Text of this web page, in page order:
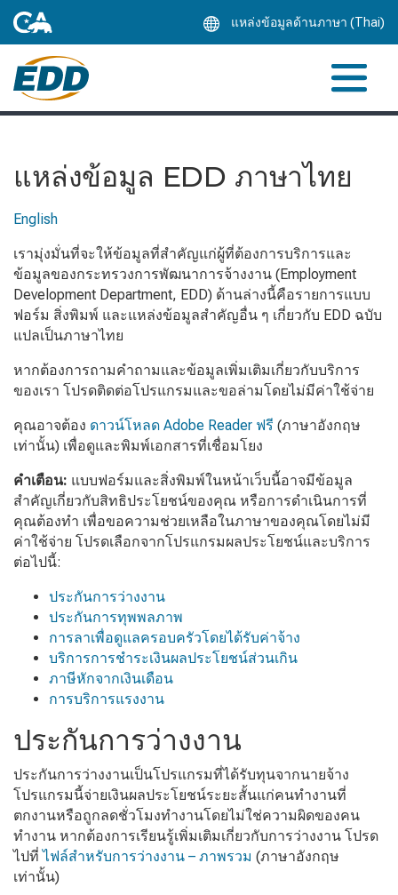
to
แหล่งข้อมูลด้านภาษา (Thai)
แหล่งข้อมูล EDD ภาษาไทย
English
เรามุ่งมั่นที่จะให้ข้อมูลที่สำคัญแก่ผู้ที่ต้องการบริการและ
ข้อมูลของกระทรวงการพัฒนาการจ้างงาน (Employment
Development Department, EDD) ด้านล่างนี้คือรายการแบบ
ฟอร์ม สิ่งพิมพ์ และแหล่งข้อมูลสำคัญอื่น ๆ เกี่ยวกับ EDD ฉบับ
แปลเป็นภาษาไทย
หากต้องการถามคำถามและข้อมูลเพิ่มเติมเกี่ยวกับบริการ
ของเรา โปรดติดต่อโปรแกรมและขอล่ามโดยไม่มีค่าใช้จ่าย
คุณอาจต้อง ดาวน์โหลด Adobe Reader ฟรี (ภาษาอังกฤษ
เท่านั้น) เพื่อดูและพิมพ์เอกสารที่เชื่อมโยง
คำเตือน: แบบฟอร์มและสิ่งพิมพ์ในหน้าเว็บนี้อาจมีข้อมูล
สำคัญเกี่ยวกับสิทธิประโยชน์ของคุณ หรือการดำเนินการที่
คุณต้องทำ เพื่อขอความช่วยเหลือในภาษาของคุณโดยไม่มี
ค่าใช้จ่าย โปรดเลือกจากโปรแกรมผลประโยชน์และบริการ
ต่อไปนี้:
ประกันการว่างงาน
ประกันการทุพพลภาพ
การลาเพื่อดูแลครอบครัวโดยได้รับค่าจ้าง
บริการการชำระเงินผลประโยชน์ส่วนเกิน
ภาษีหักจากเงินเดือน
การบริการแรงงาน
ประกันการว่างงาน
ประกันการว่างงานเป็นโปรแกรมที่ได้รับทุนจากนายจ้าง
โปรแกรมนี้จ่ายเงินผลประโยชน์ระยะสั้นแก่คนทำงานที่
ตกงานหรือถูกลดชั่วโมงทำงานโดยไม่ใช่ความผิดของคน
ทำงาน หากต้องการเรียนรู้เพิ่มเติมเกี่ยวกับการว่างงาน โปรด
ไปที่ไฟล์สำหรับการว่างงาน – ภาพรวม (ภาษาอังกฤษ
เท่านั้น)